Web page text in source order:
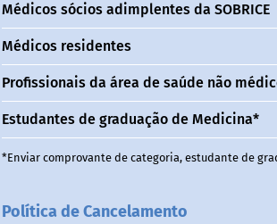
Médicos sócios adimplentes da SOBRICE
Médicos residentes
Profissionais da área de saúde não
Estudantes de graduação de Medicina*
*Enviar comprovante de categoria, estudante de
Política de Cancelamento